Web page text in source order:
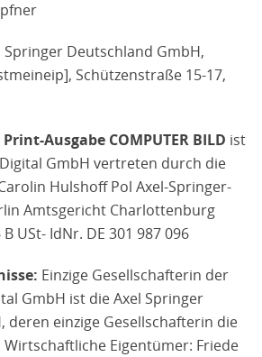
Springer Deutschland GmbH,
Schützenstraße 15-17,
Ausgabe COMPUTER BILD ist
GmbH vertreten durch die
Hulshoff Pol Axel-Springer-
Amtsgericht Charlottenburg
USt- IdNr. DE 301 987 096
Einzige Gesellschafterin der
GmbH ist die Axel Springer
deren einzige Gesellschafterin die
Wirtschaftliche Eigentümer: Friede